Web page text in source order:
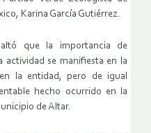
Karina García Gutiérrez.
que la importancia de
actividad se manifiesta en la
la entidad, pero de igual
hecho ocurrido en la
de Altar.